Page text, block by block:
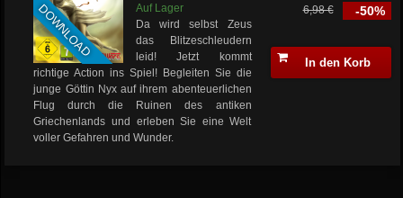
DOWNLOAD
Auf Lager
Da wird selbst Zeus
das Blitzeschleudern
leid! Jetzt kommt
richtige Action ins Spiel! Begleiten Sie die
junge Göttin Nyx auf ihrem abenteuerlichen
Flug durch die Ruinen des antiken
Griechenlands und erleben Sie eine Welt
voller Gefahren und Wunder.
-50%
6,98 €
In den Korb